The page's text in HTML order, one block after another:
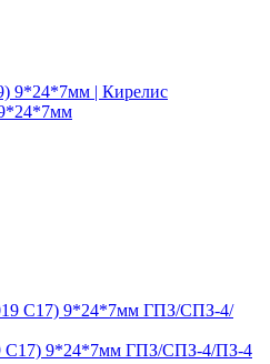
С17) 9*24*7мм ГПЗ/СПЗ-4/ПЗ-4